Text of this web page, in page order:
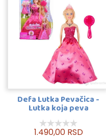
Defa Lutka Pevačica -
Lutka koja peva
1.490,00 RSD